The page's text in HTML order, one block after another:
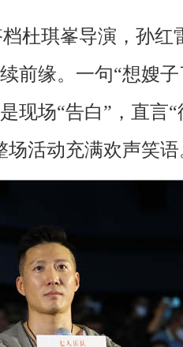
杜琪峯导演，孙红
前缘。 一句“想嫂
现场“告白”，直言
场活动充满欢声笑语